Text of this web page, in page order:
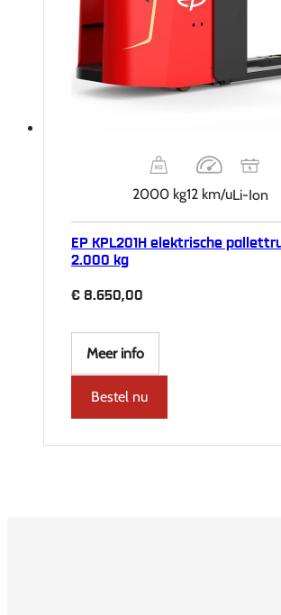
2000 kg12 km/uLi-Ion
EP KPL201H elektrische
2.000 kg
€ 8.650,00
Meer info
Bestel nu